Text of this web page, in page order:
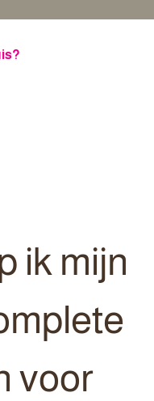
ik mijn
voor